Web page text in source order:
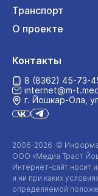
Транспорт
О проекте
2006-2026 ©
ООО «Медиа Траст
Интернет-сайт носит
и ни при каких
определяемой
Контакты
8 (8362) 45-73-
internet@m-
г. Йошкар‑Ола,